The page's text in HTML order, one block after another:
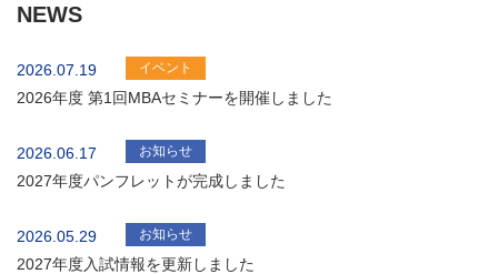
NEWS
2026.07.19 イベント
2026年度 第1回MBAセミナーを開催しました
2026.06.17 お知らせ
2027年度パンフレットが完成しました
2026.05.29 お知らせ
2027年度入試情報を更新しました